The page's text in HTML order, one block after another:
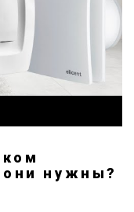
нужны?